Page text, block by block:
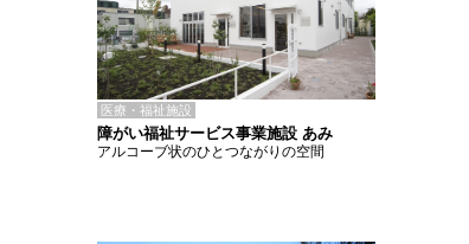
医療・福祉施設
障がい福祉サービス事業施設 あみ
アルコーブ状のひとつながりの空間